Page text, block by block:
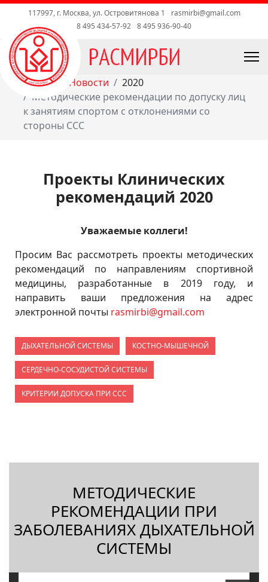
117997, г. Москва, ул. Островитянова 1
rasmirbi@gmail.com
8 495 434-57-92 8 495 936-90-40
Главная Новости
2020
Методические рекомендации по допуску лиц
к занятиям спортом с отклонениями со
стороны ССС
Проекты Клинических
рекомендаций 2020
Уважаемые коллеги!
Просим Вас рассмотреть проекты методических
рекомендаций по направлениям спортивной
медицины, разработанные в 2019 году, и
направить ваши предложения на адрес
электронной почты rasmirbi@gmail.com
ДЫХАТЕЛЬНОЙ СИСТЕМЫ КОСТНО-МЫШЕЧНОЙ
СЕРДЕЧНО-СОСУДИСТОЙ СИСТЕМЫ
КРИТЕРИИ ДОПУСКА ПРИ ССС
МЕТОДИЧЕСКИЕ
РЕКОМЕНДАЦИИ ПРИ
ЗАБОЛЕВАНИЯХ ДЫХАТЕЛЬНОЙ
СИСТЕМЫ